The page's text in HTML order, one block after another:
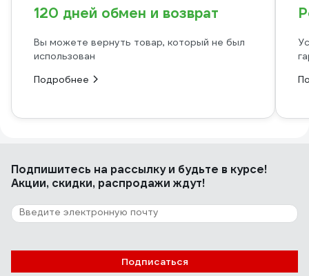
120 дней обмен и возврат
Вы можете вернуть товар, который не был
использован
Подробнее
Подпишитесь на рассылкуи будьте в курсе!
Акции, скидки, распродажи ждут!
Подписаться